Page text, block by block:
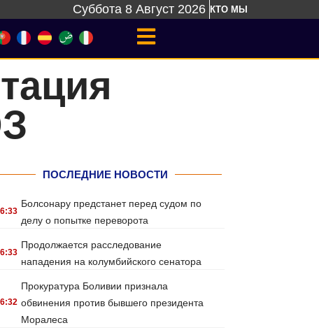
Суббота 8 Август 2026 КТО МЫ
ПОСЛЕДНИЕ НОВОСТИ
Болсонару предстанет перед судом по
делу о попытке переворота
Продолжается расследование
нападения на колумбийского сенатора
Прокуратура Боливии признала
обвинения против бывшего президента
Моралеса